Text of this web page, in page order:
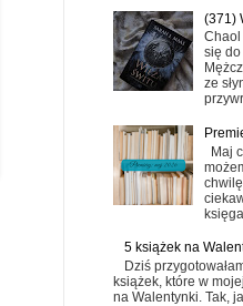
(371)
Chaol
się
ze
Maj
5 książek na
Dziś
książek, które w
na Walentynki. Tak,